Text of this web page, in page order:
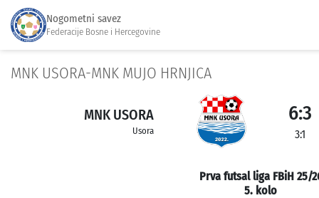
Nogometni savez
Federacije Bosne i Hercegovine
MNK USORA-MNK MUJO HRNJICA
MNK USORA
Usora
6:3
3:1
Prva futsal liga FBiH 25/
5. kolo